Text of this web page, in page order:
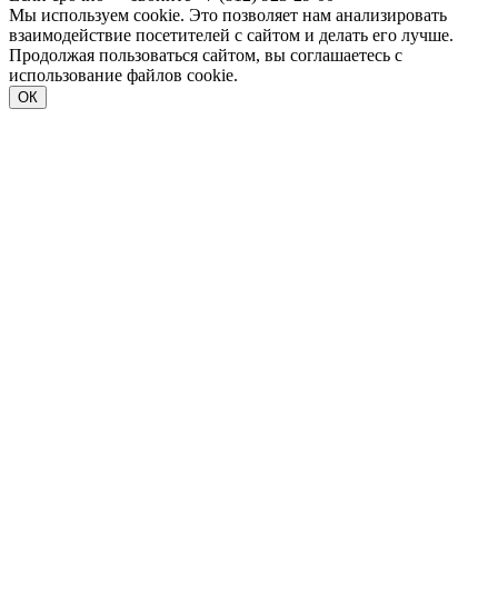
Мы используем cookie. Это позволяет нам анализировать
взаимодействие посетителей с сайтом и делать его лучше.
Продолжая пользоваться сайтом, вы соглашаетесь с
использование файлов cookie.
ОК